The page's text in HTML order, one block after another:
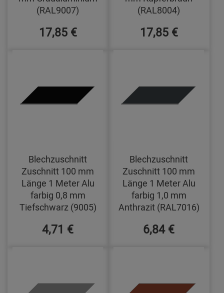
(RAL9007)
17,85 €
(RAL8004)
17,85 €
Blechzuschnitt
Zuschnitt 100 mm
Länge 1 Meter Alu
farbig 0,8 mm
Tiefschwarz (9005)
4,71 €
Blechzuschnitt
Zuschnitt 100 mm
Länge 1 Meter Alu
farbig 1,0 mm
Anthrazit (RAL7016)
6,84 €